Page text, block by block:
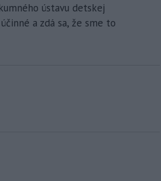
ústavu detskej
a zdá sa, že sme to